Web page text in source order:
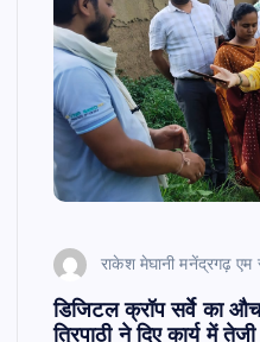
राकेश मेघानी मनेंद्रगढ़ एम
डिजिटल क्रॉप सर्वे का
त्रिपाठी ने दिए कार्य में